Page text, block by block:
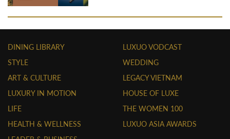
DINING LIBRARY
STYLE
ART & CULTURE
LUXURY IN MOTION
LIFE
HEALTH & WELLNESS
LUXUO VODCAST
WEDDING
LEGACY VIETNAM
HOUSE OF LUXE
THE WOMEN 100
LUXUO ASIA AWARDS